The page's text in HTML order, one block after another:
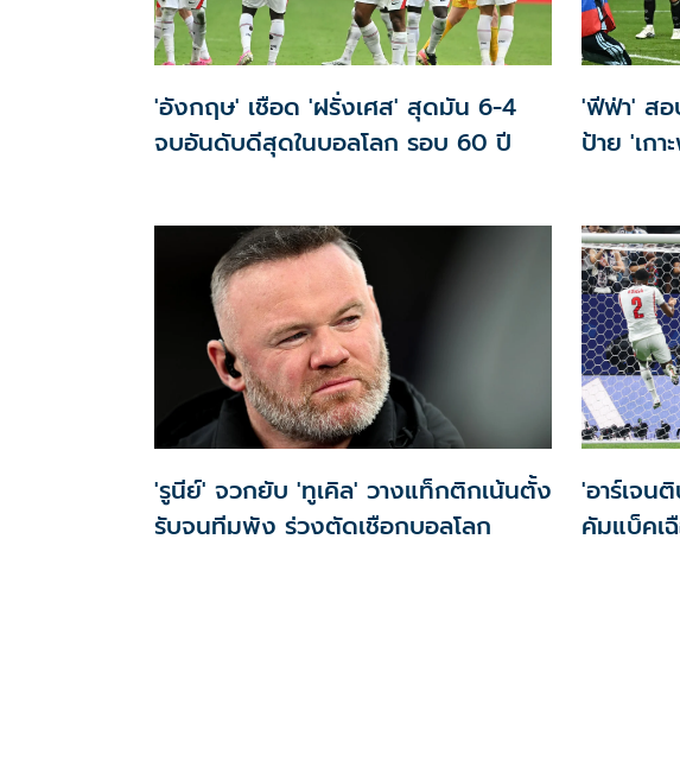
'อังกฤษ' เชือด 'ฝรั่งเศส' สุดมัน 6-4
จบอันดับดีสุดในบอลโลก รอบ 60 ปี
'ฟีฟ่า' สอ
ป้าย 'เก
'รูนีย์' จวกยับ 'ทูเคิล' วางแท็กติกเน้นตั้ง
รับจนทีมพัง ร่วงตัดเชือกบอลโลก
'อาร์เจน
คัมแบ็คเ